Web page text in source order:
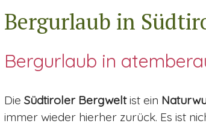
Bergurlaub in
Bergurlaub in
Die Südtiroler Bergweltist ein
immer wieder hierher zurück. Es ist